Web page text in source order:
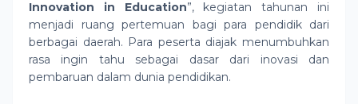
Innovation in Education”, kegiatan tahunan ini
menjadi ruang pertemuan bagi para pendidik dari
berbagai daerah. Para peserta diajak menumbuhkan
rasa ingin tahu sebagai dasar dari inovasi dan
pembaruan dalam dunia pendidikan.